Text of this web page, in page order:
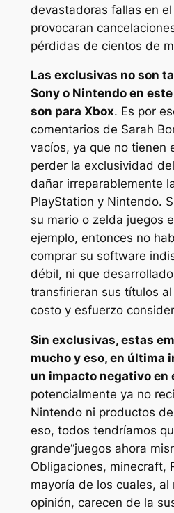
devastadoras fallas en
provocaran
pérdidas de cientos de
Las exclusivas no son
Sony o Nintendo en
son para Xbox. Es por
comentarios de Sarah
vacíos, ya que no tienen
perder la exclusividad
dañar irreparablemente
PlayStation y Nintendo.
su mario o zelda juegos
ejemplo, entonces no
comprar su software
débil, ni que
transfirieran sus títulos
costo y esfuerzo
Sin exclusivas, estas
mucho y eso, en última
un impacto negativo en
potencialmente ya no
Nintendo ni productos
eso, todos tendríamos
grande“juegos ahora
Obligaciones, minecraft,
mayoría de los cuales, al
opinión, carecen de la